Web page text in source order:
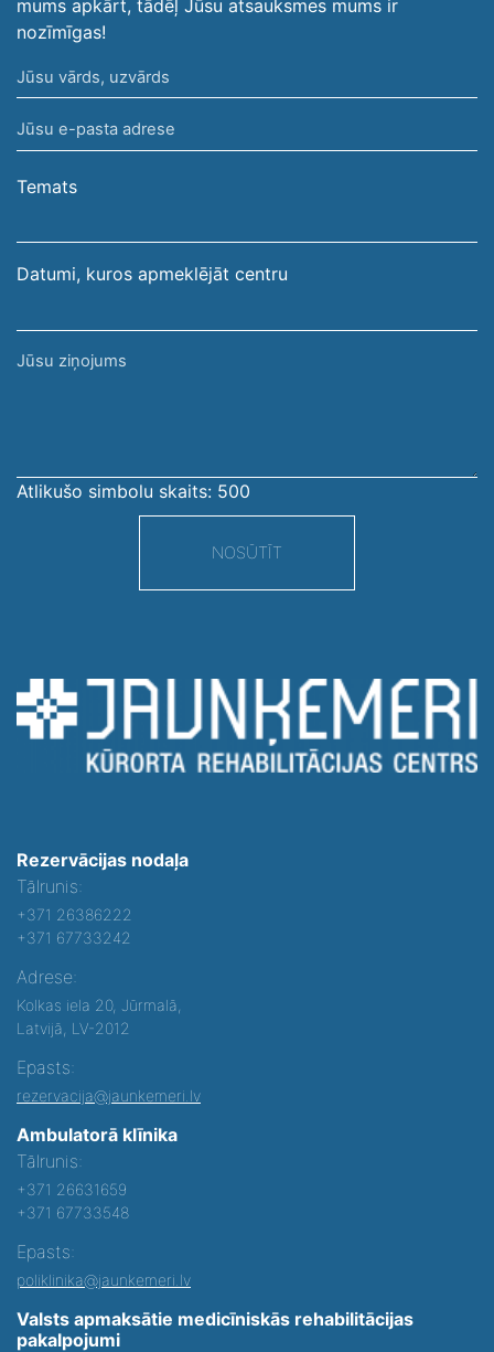
mums apkārt, tādēļ Jūsu atsauksmes mums ir
nozīmīgas!
Jūsu
vārds,
uzvārds
Jūsu
e-
pasta
Temats
Datumi, kuros apmeklējāt centru
Jūsu
Atlikušo simbolu skaits: 500
NOSŪTĪT
Rezervācijas nodaļa
Tālrunis:
+371 26386222
+371 67733242
Adrese:
Kolkas iela 20, Jūrmalā,
Latvijā, LV-2012
Epasts:
rezervacija@jaunkemeri.lv
Ambulatorā klīnika
Tālrunis:
+371 26631659
+371 67733548
Epasts:
poliklinika@jaunkemeri.lv
Valsts apmaksātie medicīniskās rehabilitācijas
pakalpojumi